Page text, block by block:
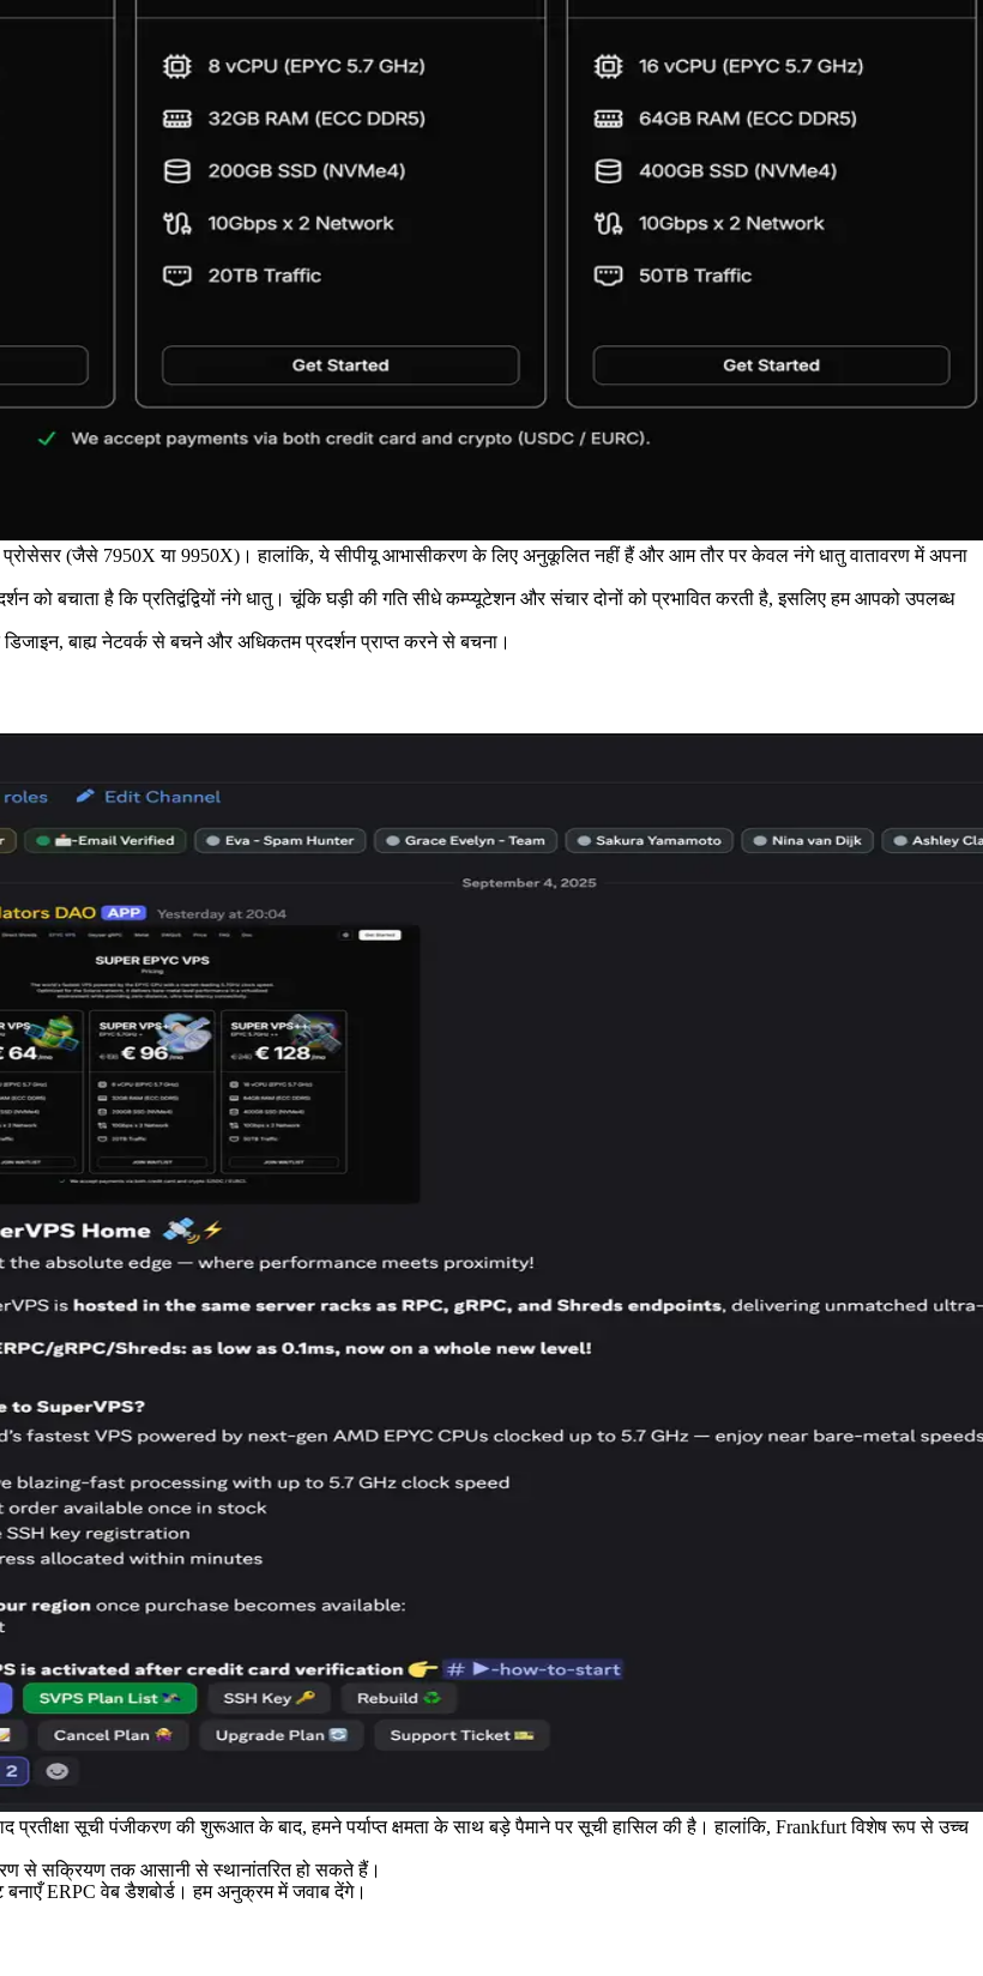
(जैसे 7950X या 9950X)। हालांकि, ये सीपीयू आभासीकरण के लिए अनुकूलित नहीं हैं और आम तौर पर केवल नंगे धातु वातावरण में अपना
बचाता है कि प्रतिद्वंद्वियों नंगे धातु। चूंकि घड़ी की गति सीधे कम्प्यूटेशन और संचार दोनों को प्रभावित करती है, इसलिए हम आपको उपलब्ध
बाह्य नेटवर्क से बचने और अधिकतम प्रदर्शन प्राप्त करने से बचना।
प्रतीक्षा सूची पंजीकरण की शुरूआत के बाद, हमने पर्याप्त क्षमता के साथ बड़े पैमाने पर सूची हासिल की है। हालांकि, Frankfurt विशेष रूप से उच्च
से सक्रियण तक आसानी से स्थानांतरित हो सकते हैं।
ERPC वेब डैशबोर्ड। हम अनुक्रम में जवाब देंगे।